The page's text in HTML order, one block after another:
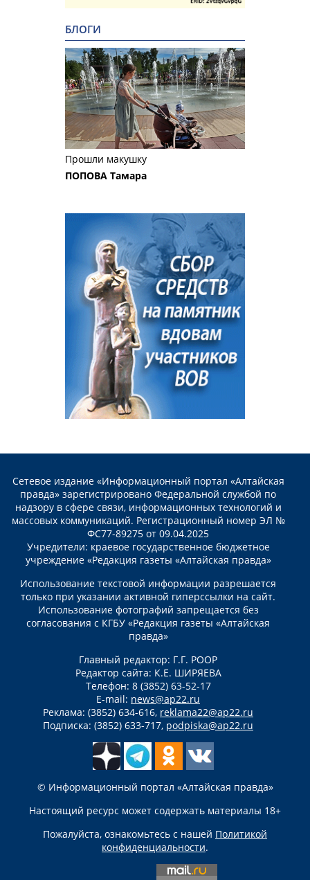
БЛОГИ
Прошли макушку
ПОПОВА Тамара
Сетевое издание «Информационный портал «Алтайская
правда» зарегистрировано Федеральной службой по
надзору в сфере связи, информационных технологий и
массовых коммуникаций. Регистрационный номер ЭЛ №
ФС77-89275 от 09.04.2025
Учредители: краевое государственное бюджетное
учреждение «Редакция газеты «Алтайская правда»
Использование текстовой информации разрешается
только при указании активной гиперссылки на сайт.
Использование фотографий запрещается без
согласования с КГБУ «Редакция газеты «Алтайская
правда»
Главный редактор: Г.Г. РООР
Редактор сайта: К.Е. ШИРЯЕВА
Телефон: 8 (3852) 63-52-17
E-mail: news@ap22.ru
Реклама: (3852) 634-616, reklama22@ap22.ru
Подписка: (3852) 633-717, podpiska@ap22.ru
© Информационный портал «Алтайская правда»
Настоящий ресурс может содержать материалы 18+
Пожалуйста, ознакомьтесь с нашей Политикой
конфиденциальности.